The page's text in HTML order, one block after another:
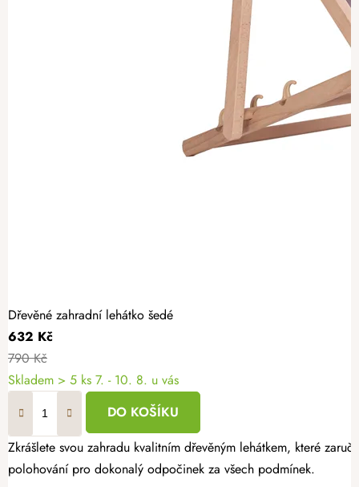
Dřevěné zahradní lehátko šedé
632 Kč
790 Kč
Skladem > 5 ks 7. - 10. 8. u vás
DO KOŠÍKU
Zkrášlete svou zahradu kvalitním dřevěným lehátkem, které
polohování pro dokonalý odpočinek za všech podmínek.